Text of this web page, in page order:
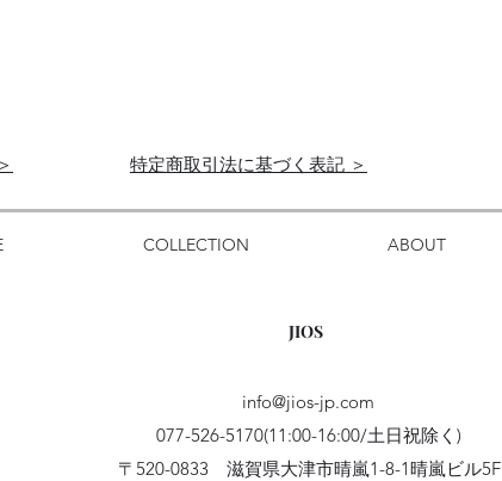
特定商取引法に基づく表記 ＞
COLLECTION ABOUT
JIOS
info@jios-jp.com
077-526-5170(11:00-16:00/土日祝除く)
〒520-0833 滋賀県大津市晴嵐1-8-1晴嵐ビル5F